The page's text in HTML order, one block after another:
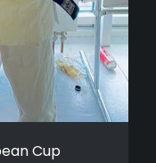
Cup